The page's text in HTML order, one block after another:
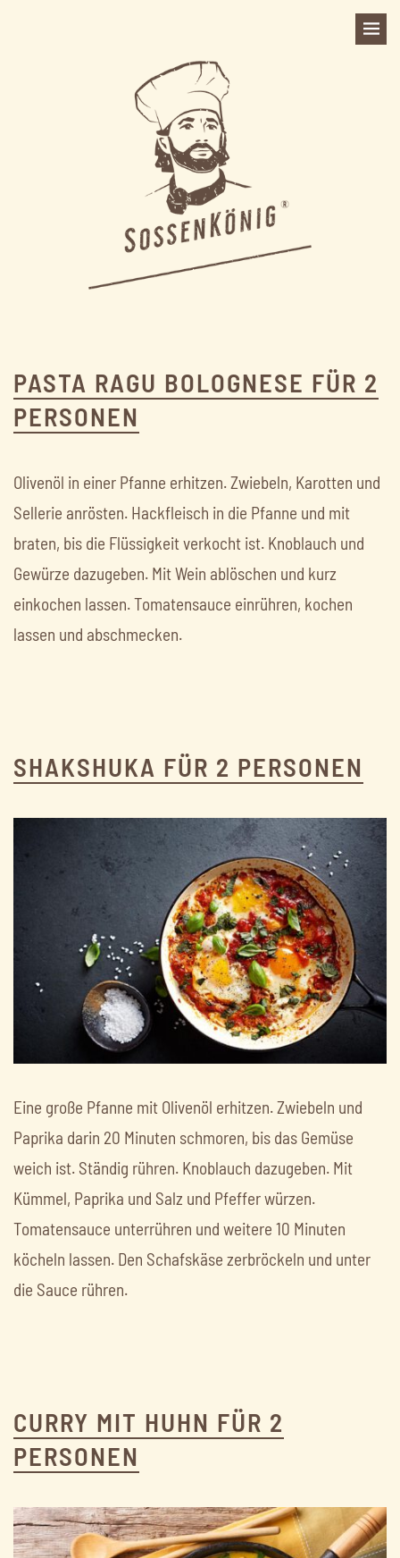
PASTA RAGU BOLOGNESE FÜR 2
PERSONEN
Olivenöl in einer Pfanne erhitzen. Zwiebeln, Karotten und
Sellerie anrösten. Hackfleisch in die Pfanne und mit
braten, bis die Flüssigkeit verkocht ist. Knoblauch und
Gewürze dazugeben. Mit Wein ablöschen und kurz
einkochen lassen. Tomatensauce einrühren, kochen
lassen und abschmecken.
SHAKSHUKA FÜR 2 PERSONEN
Eine große Pfanne mit Olivenöl erhitzen. Zwiebeln und
Paprika darin 20 Minuten schmoren, bis das Gemüse
weich ist. Ständig rühren. Knoblauch dazugeben. Mit
Kümmel, Paprika und Salz und Pfeffer würzen.
Tomatensauce unterrühren und weitere 10 Minuten
köcheln lassen. Den Schafskäse zerbröckeln und unter
die Sauce rühren.
CURRY MIT HUHN FÜR 2
PERSONEN